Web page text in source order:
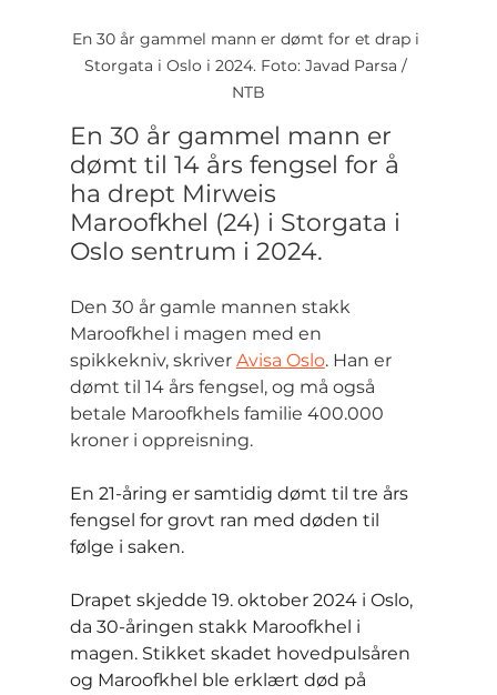
En 30 år gammel mann er dømt for et drap i
Storgata i Oslo i 2024. Foto: Javad Parsa /
NTB
En 30 år gammel mann er
dømt til 14 års fengsel for å
ha drept Mirweis
Maroofkhel (24) i Storgata i
Oslo sentrum i 2024.
Den 30 år gamle mannen stakk
Maroofkhel i magen med en
spikkekniv, skriver Avisa Oslo. Han er
dømt til 14 års fengsel, og må også
betale Maroofkhels familie 400.000
kroner i oppreisning.
En 21-åring er samtidig dømt til tre års
fengsel for grovt ran med døden til
følge i saken.
Drapet skjedde 19. oktober 2024 i Oslo,
da 30-åringen stakk Maroofkhel i
magen. Stikket skadet hovedpulsåren
og Maroofkhel ble erklært død på